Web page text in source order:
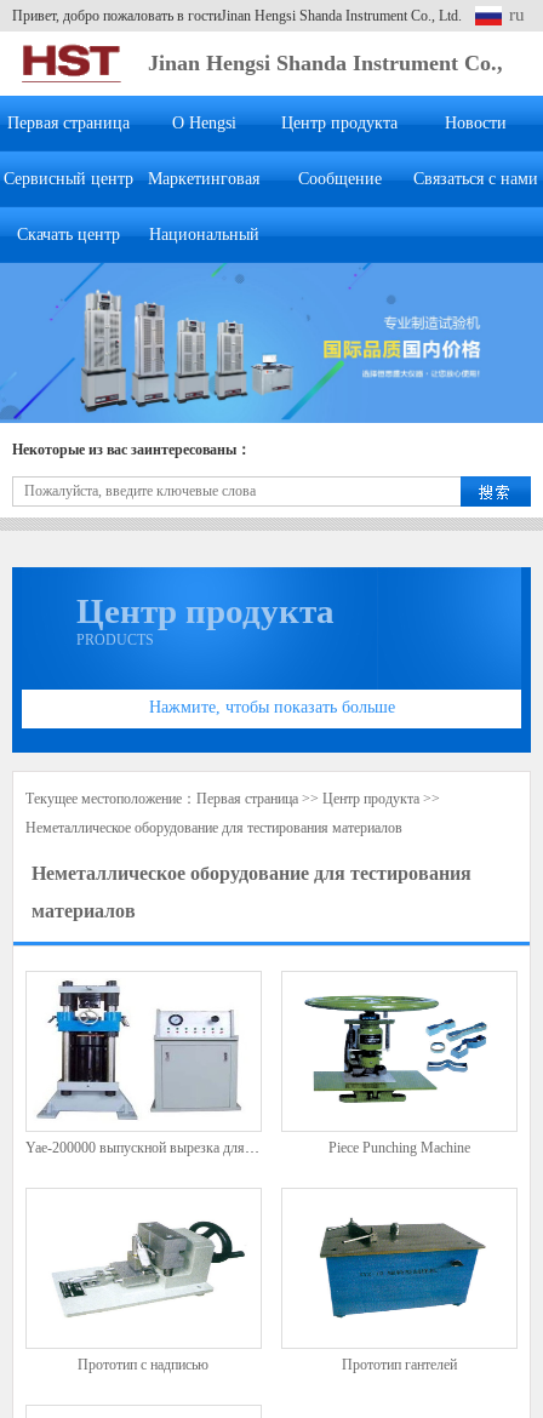
Привет, добро пожаловать в гостиJinan Hengsi Shanda Instrument Co., Ltd. ru
Jinan Hengsi Shanda Instrument Co.,
Ltd.
Первая страница О Hengsi Центр продукта Новости
Сервисный центр Маркетинговая
система
Сообщение
клиента
Связаться с нами
Скачать центр Национальный
Некоторые из вас заинтересованы：
Центр продукта
PRODUCTS
Нажмите, чтобы показать больше
Текущее местоположение： Первая страница >> Центр продукта >>
Неметаллическое оборудование для тестирования материалов
Неметаллическое оборудование для тестирования
материалов
Piece Punching Machine
Прототип с надписью Прототип гантелей